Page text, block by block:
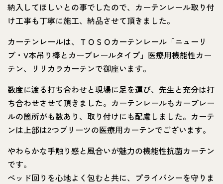
納入してほしいとの事でしたので、カーテンレール取り付
け工事も丁寧に施工、納品させて頂きました。
カーテンレールは、ＴＯＳＯカーテンレール「ニューリ
ブ・V本吊り棒とカーブレールタイプ」医療用機能性カー
テン、リリカラカーテンで御座います。
数度に渡る打ち合わせと現場に足を運び、先生と充分は打
ち合わせさせて頂きました。カーテンレールもカーブレー
ルの箇所がも数あり、取り付けにも配慮しました。カーテ
ンは上部は2つプリーツの医療用カーテンでございます。
やわらかな手触り感と風合いが魅力の機能性抗菌カーテン
です。
べッド回りを心地よく包むと共に、プライバシーを守りま